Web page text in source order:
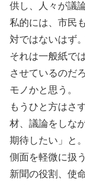
供し、人々が議
私的には、市民
対ではないはず
それは一般紙で
させているのだ
モノかと思う。
もうひと方はさ
材、議論をしな
期待したい」と
側面を軽微に扱
新聞の役割、使